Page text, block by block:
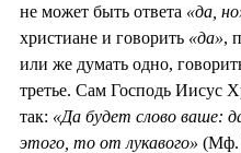
не может быть ответа «да,
христиане и говорить «да»,
или же думать одно,
третье. Сам Господь Иисус
так: «Да будет слово ваше:
этого, то от лукавого» (Мф.